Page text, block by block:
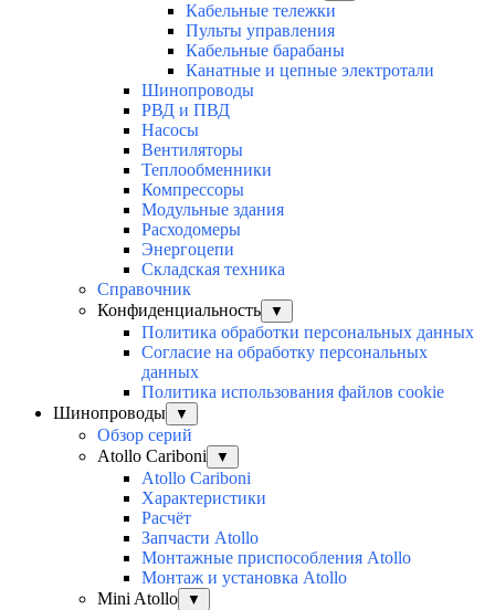
Кабельные тележки
Пульты управления
Кабельные барабаны
Канатные и цепные электротали
Шинопроводы
РВД и ПВД
Насосы
Вентиляторы
Теплообменники
Компрессоры
Модульные здания
Расходомеры
Энергоцепи
Складская техника
Справочник
Конфиденциальность
▼
Политика обработки персональных данных
Согласие на обработку персональных
данных
Политика использования файлов cookie
Шинопроводы
▼
Обзор серий
Atollo Cariboni
▼
Atollo Cariboni
Характеристики
Расчёт
Запчасти Atollo
Монтажные приспособления Atollo
Монтаж и установка Atollo
Mini Atollo
▼